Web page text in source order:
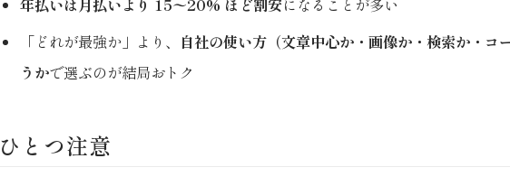
年払いは月払いより 15〜20% ほど割安になることが多い
「どれが最強か」より、 自社の使い方（文章中心か・画像か・検索か・コ
うかで選ぶのが結局おトク
ひとつ注意